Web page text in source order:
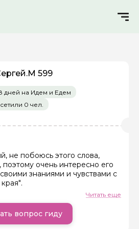
599
дней на Идем и Едем
0 чел.
не побоюсь этого слова,
поэтому очень интересно его
знаниями и чувствами с
Читать еще
вопрос гиду
гиду